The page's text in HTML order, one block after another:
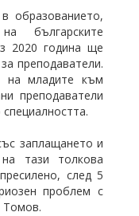
образованието,
българските
2020 година ще
преподаватели.
на младите към
преподаватели
заплащането и
тази толкова
след 5
проблем с
Томов.